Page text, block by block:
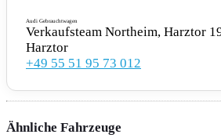
AUDIO & KOMMUNIKATION
Audi Gebrauchtwagen
Verkaufsteam Northeim, Harztor
Harztor
+49 55 51 95 73 012
Ähnliche Fahrzeuge